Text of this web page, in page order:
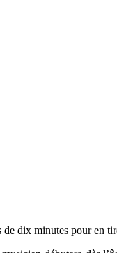
dix minutes pour en